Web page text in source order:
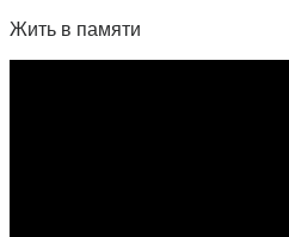
Жить в памяти